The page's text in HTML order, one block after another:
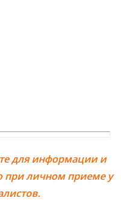
для информации и
при личном приеме у